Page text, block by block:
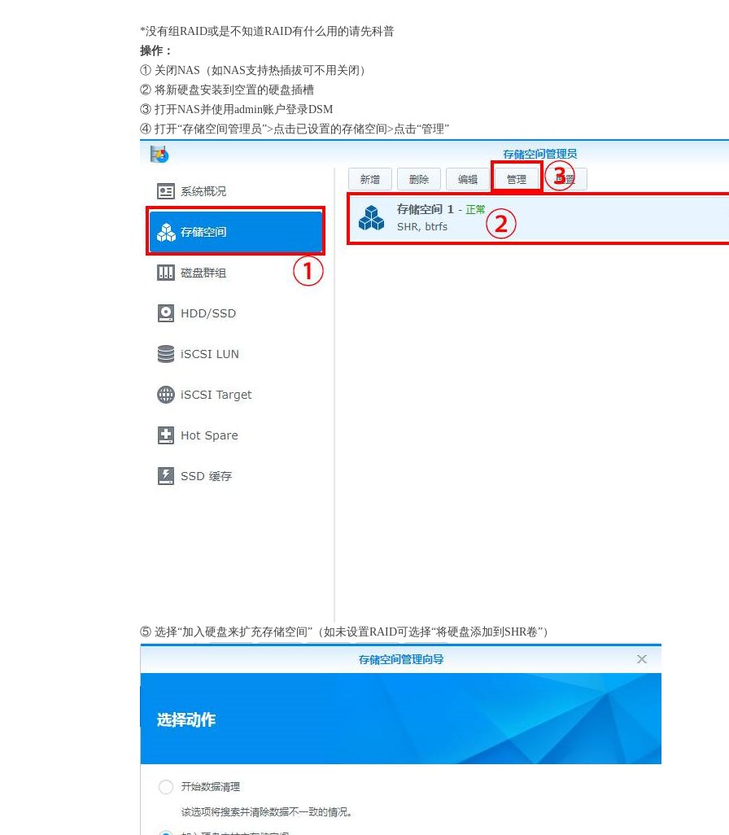
*没有组RAID或是不知道RAID有什么用的请先科普
操作：
① 关闭NAS（如NAS支持热插拔可不用关闭）
② 将新硬盘安装到空置的硬盘插槽
③ 打开NAS并使用admin账户登录DSM
④ 打开“存储空间管理员”>点击已设置的存储空间>点击“管理”
⑤ 选择“加入硬盘来扩充存储空间”（如未设置RAID可选择“将硬盘添加到SHR卷”）